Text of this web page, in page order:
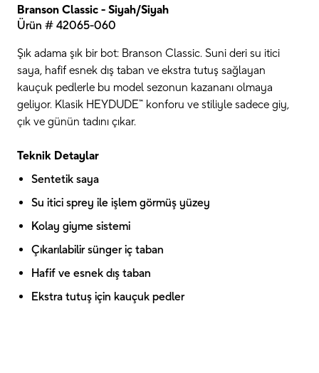
Branson Classic - Siyah/Siyah
Ürün # 42065-060
Şık adama şık bir bot: Branson Classic. Suni deri su itici
saya, hafif esnek dış taban ve ekstra tutuş sağlayan
kauçuk pedlerle bu model sezonun kazananı olmaya
geliyor. Klasik HEYDUDE™ konforu ve stiliyle sadece giy,
çık ve günün tadını çıkar.
Teknik Detaylar
Sentetik saya
Su itici sprey ile işlem görmüş yüzey
Kolay giyme sistemi
Çıkarılabilir sünger iç taban
Hafif ve esnek dış taban
Ekstra tutuş için kauçuk pedler